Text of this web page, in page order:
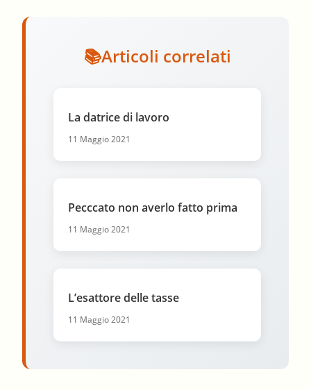
Articoli correlati
La datrice di lavoro
11 Maggio 2021
Pecccato non averlo fatto prima
11 Maggio 2021
L’esattore delle tasse
11 Maggio 2021